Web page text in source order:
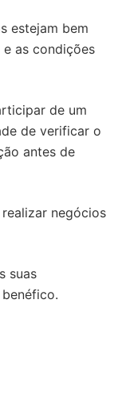
estejam bem
as condições
de um
de verificar o
antes de
negócios
suas